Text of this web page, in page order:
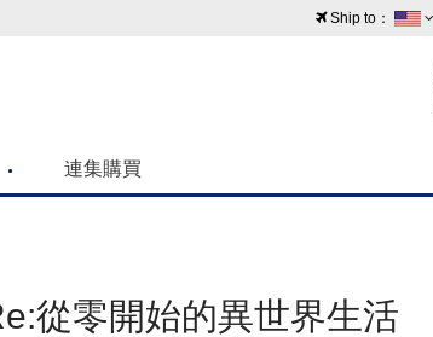
Ship to：
澳門
連集購買
從零開始的異世界生活